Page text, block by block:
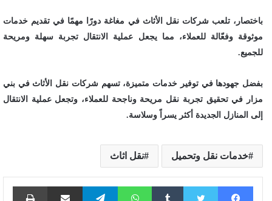
باختصار، تلعب شركات نقل الأثاث في مغاغة دورًا مهمًا في تقديم خدمات
موثوقة وفعّالة للعملاء، مما يجعل عملية الانتقال تجربة سهلة ومريحة
للجميع.
بفضل جهودها في توفير خدمات متميزة، تسهم شركات نقل الأثاث في بني
مزار في تحقيق تجربة نقل مريحة وناجحة للعملاء، وتجعل عملية الانتقال
إلى المنازل الجديدة أكثر يسراً وسلاسة.
خدمات نقل وتحميل نقل اثاث
فيسبوك تويتر واتساب تيلقرام مشاركة عبر البريد